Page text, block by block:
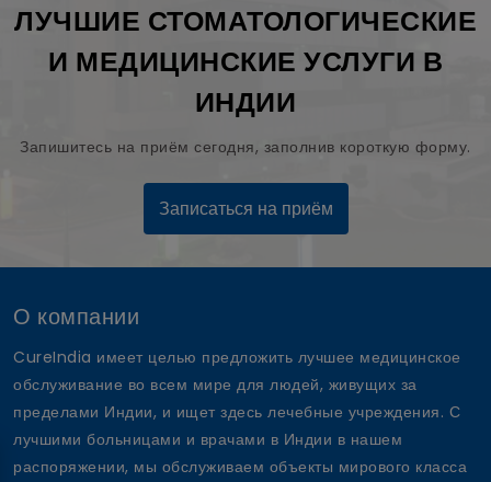
ЛУЧШИЕ СТОМАТОЛОГИЧЕСКИЕ
И МЕДИЦИНСКИЕ УСЛУГИ В
ИНДИИ
Запишитесь на приём сегодня, заполнив короткую форму.
Записаться на приём
О компании
CureIndia имеет целью предложить лучшее медицинское
обслуживание во всем мире для людей, живущих за
пределами Индии, и ищет здесь лечебные учреждения. С
лучшими больницами и врачами в Индии в нашем
распоряжении, мы обслуживаем объекты мирового класса